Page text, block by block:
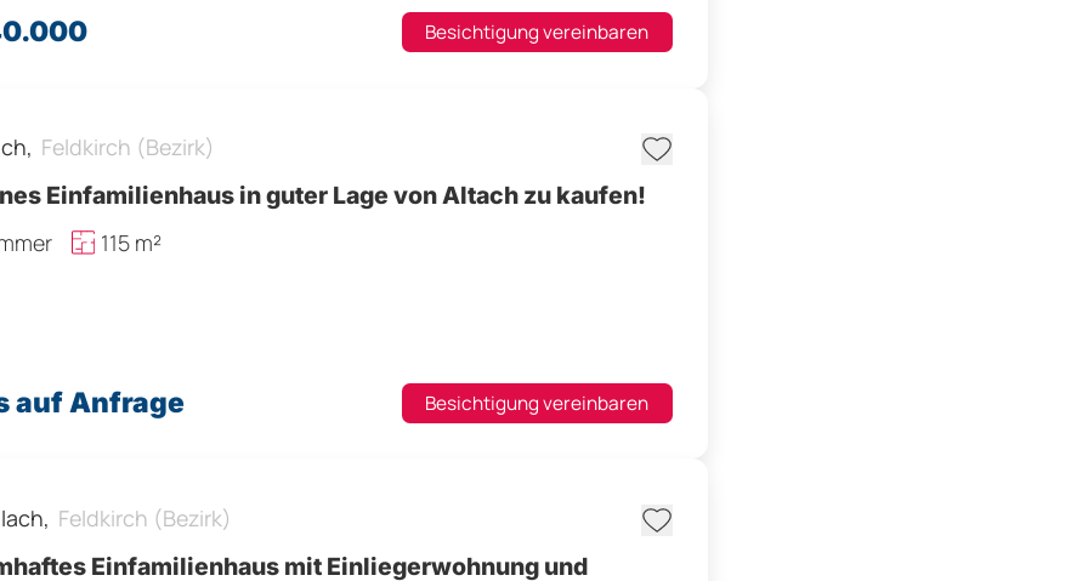
Besichtigung vereinbaren
Feldkirch (Bezirk)
Einfamilienhaus in guter Lage von Altach zu kaufen!
115 m²
auf Anfrage Besichtigung vereinbaren
Feldkirch (Bezirk)
Einfamilienhaus mit Einliegerwohnung und